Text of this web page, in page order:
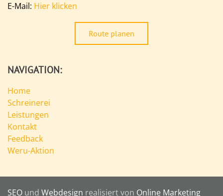
E-Mail: Hier klicken
Route planen
NAVIGATION:
Home
Schreinerei
Leistungen
Kontakt
Feedback
Weru-Aktion
SEO und Webdesign realisiert von Online Marketing